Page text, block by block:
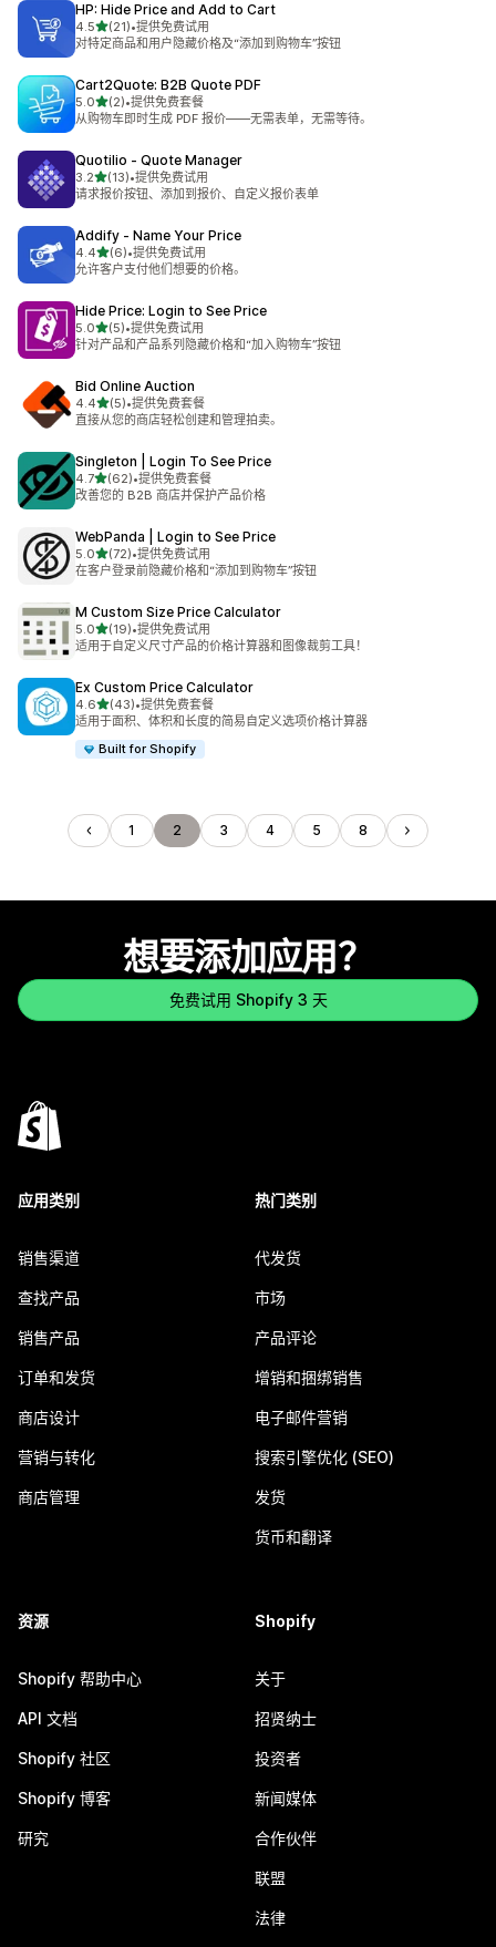
HP: Hide Price and Add to Cart
4.5星（满分 5 星）
(21)
总共 21 条评论
•提供免费试用
对特定商品和用户隐藏价格及“添加到购物车”按钮
Cart2Quote: B2B Quote PDF
5.0星（满分 5 星）
(2)
总共 2 条评论
•提供免费套餐
从购物车即时生成 PDF 报价——无需表单，无需等待。
Quotilio ‑ Quote Manager
3.2星（满分 5 星）
(13)
总共 13 条评论
•提供免费试用
请求报价按钮、添加到报价、自定义报价表单
Addify ‑ Name Your Price
4.4星（满分 5 星）
(6)
总共 6 条评论
•提供免费试用
允许客户支付他们想要的价格。
Hide Price: Login to See Price
5.0星（满分 5 星）
(5)
总共 5 条评论
•提供免费试用
针对产品和产品系列隐藏价格和“加入购物车”按钮
Bid Online Auction
4.4星（满分 5 星）
(5)
总共 5 条评论
•提供免费套餐
直接从您的商店轻松创建和管理拍卖。
Singleton | Login To See Price
4.7星（满分 5 星）
(62)
总共 62 条评论
•提供免费套餐
改善您的 B2B 商店并保护产品价格
WebPanda | Login to See Price
5.0星（满分 5 星）
(72)
总共 72 条评论
•提供免费试用
在客户登录前隐藏价格和“添加到购物车”按钮
M Custom Size Price Calculator
5.0星（满分 5 星）
(19)
总共 19 条评论
•提供免费试用
适用于自定义尺寸产品的价格计算器和图像裁剪工具！
Ex Custom Price Calculator
4.6星（满分 5 星）
(43)
总共 43 条评论
•提供免费套餐
适用于面积、体积和长度的简易自定义选项价格计算器
Built for Shopify
1 2 3 4 5 8
想要添加应用？
免费试用 Shopify 3 天
应用类别
销售渠道
查找产品
销售产品
订单和发货
商店设计
营销与转化
商店管理
热门类别
代发货
市场
产品评论
增销和捆绑销售
电子邮件营销
搜索引擎优化 (SEO)
发货
货币和翻译
资源
Shopify 帮助中心
API 文档
Shopify 社区
Shopify 博客
研究
Shopify
关于
招贤纳士
投资者
新闻媒体
合作伙伴
联盟
法律